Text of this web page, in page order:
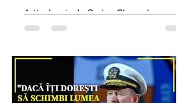
Articol scris de Corina Gheorgheza
Odiseea, poemul epic atribuit lui Homer
lui Christopher Nolan, este una dintre
operele fundamentale ale culturii
occidentale. Dincolo de aventurile sale
spectaculoase, ea poate fi citită ca o